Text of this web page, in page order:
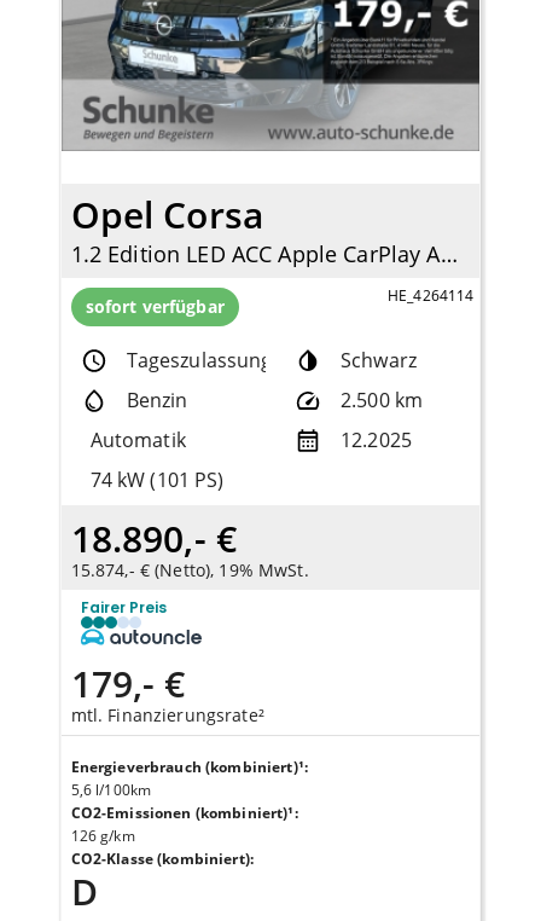
Opel Corsa
1.2 Edition LED ACC Apple CarPlay Android Auto DAB Spurhalteass.
sofort verfügbar HE_4264114
Tageszulassung
Schwarz
Benzin
2.500 km
Automatik
12.2025
74 kW (101 PS)
18.890,- €
15.874,- € (Netto), 19% MwSt.
Fairer Preis
179,- €
mtl. Finanzierungsrate²
Energieverbrauch (kombiniert)¹:
5,6 l/100km
CO2-Emissionen (kombiniert)¹:
126 g/km
CO2-Klasse (kombiniert):
D